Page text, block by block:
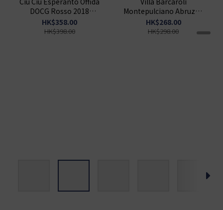
DOCG Rosso 2018
750ml
HK$358.00
HK$398.00
Montepulciano Abruzzo
Riserva DOP 2020 750ml
HK$268.00
HK$298.00